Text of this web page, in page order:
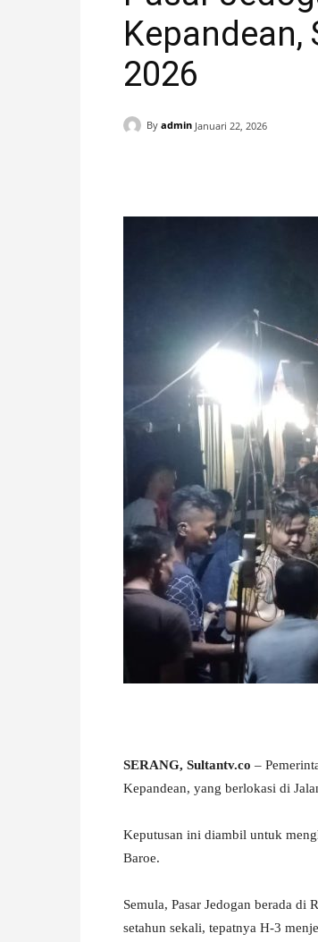
H
A
N
E
W
Kepandean,
2026
By admin Januari 22, 2026
SERANG, Sultantv.co –
Kepandean, yang berlokasi di
‎Keputusan ini diambil untuk
Baroe.
Semula, Pasar Jedogan berada
setahun sekali, tepatnya H-3